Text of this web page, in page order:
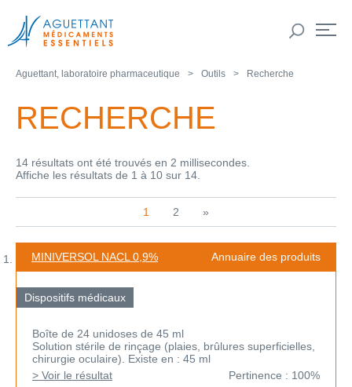
Aguettant, laboratoire pharmaceutique Outils Recherche
RECHERCHE
14 résultats ont été trouvés en 2 millisecondes.
Affiche les résultats de 1 à 10 sur 14.
1 2 »
MINIVERSOL NACL 0,9% Annuaire des produits
Dispositifs médicaux
Boîte de 24 unidoses de 45 ml
Solution stérile de rinçage (plaies, brûlures superficielles,
chirurgie oculaire). Existe en : 45 ml
> Voir le résultat
Pertinence : 100%